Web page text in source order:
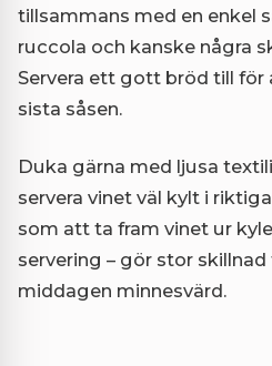
tillsammans med en enkel
ruccola och kanske några
Servera ett gott bröd till för
sista såsen.
Duka gärna med ljusa
servera vinet väl kylt i
som att ta fram vinet ur
servering – gör stor
middagen minnesvärd.